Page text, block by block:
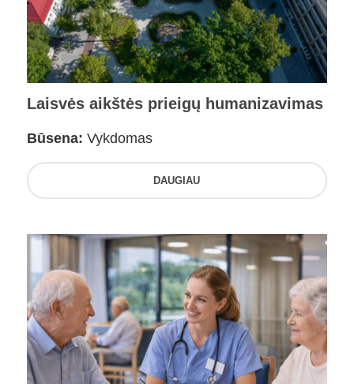
Laisvės aikštės prieigų humanizavimas
Būsena: Vykdomas
DAUGIAU